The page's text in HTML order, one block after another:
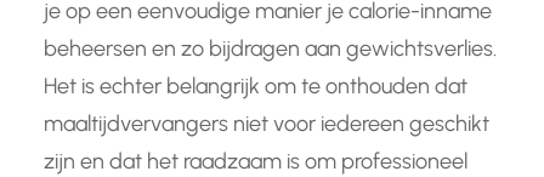
je op een eenvoudige manier je calorie-inname
beheersen en zo bijdragen aan gewichtsverlies.
Het is echter belangrijk om te onthouden dat
maaltijdvervangers niet voor iedereen geschikt
zijn en dat het raadzaam is om professioneel